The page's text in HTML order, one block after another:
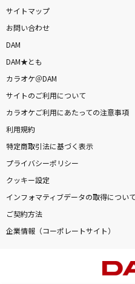
サイトマップ
お問い合わせ
DAM
DAM★とも
カラオケ＠DAM
サイトのご利用について
カラオケご利用にあたっての注意事項
利用規約
特定商取引法に基づく表示
プライバシーポリシー
クッキー設定
インフォマティブデータの取得について
ご契約方法
企業情報（コーポレートサイト）